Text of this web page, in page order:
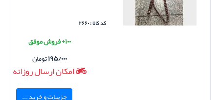
کد کالا : ۲۶۶۰
۱۰۰+ فروش موفق
۱۹۵/۰۰۰تومان
امکان ارسال روزانه
جزییات و خرید ...